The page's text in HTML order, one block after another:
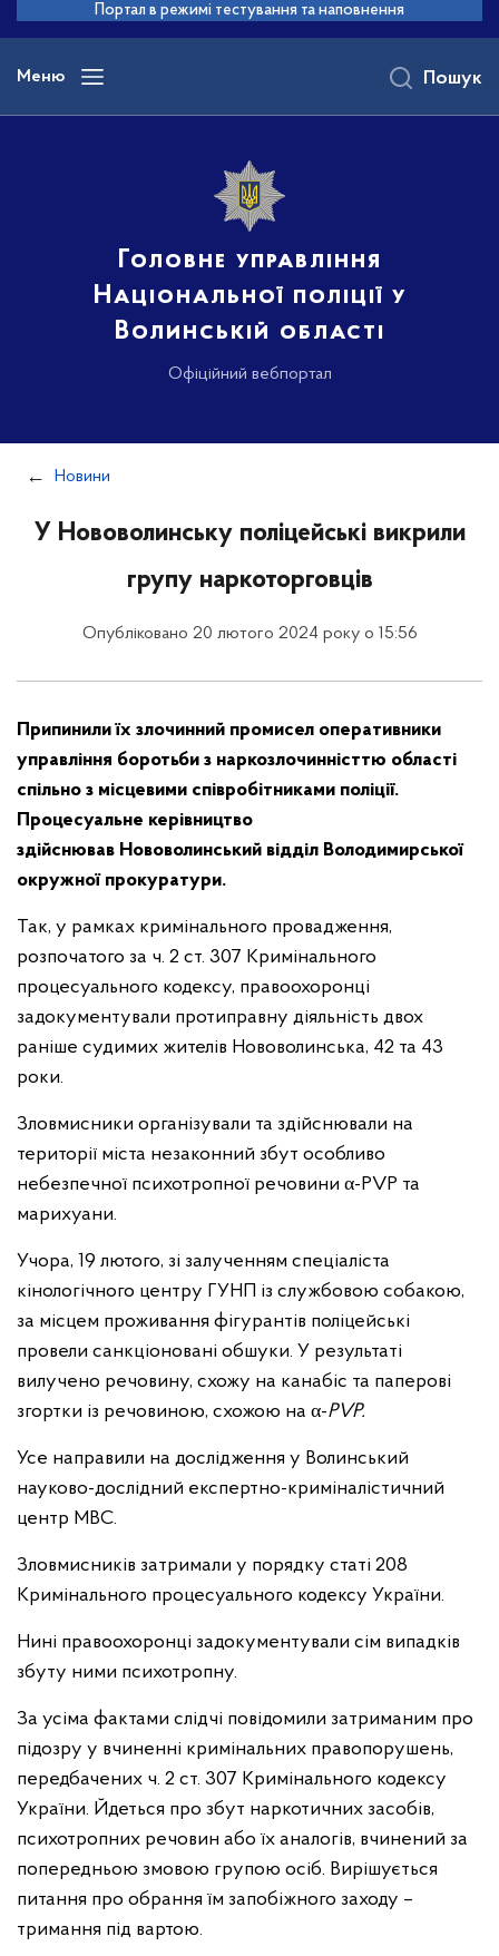
основного
вмісту
Портал в режимі тестування та наповнення
Меню
Головне управління
Національної поліції у
Волинській області
Офіційний вебпортал
Пошук
Новини
У Нововолинську поліцейські викрили
групу наркоторговців
Опубліковано 20 лютого 2024 року о 15:56
Припинили їх злочинний промисел оперативники
управління боротьби з наркозлочинністтю області
спільно з місцевими співробітниками поліції.
Процесуальне керівництво
здійснював Нововолинський відділ Володимирської
окружної прокуратури.
Так, у рамках кримінального провадження,
розпочатого за ч. 2 ст. 307 Кримінального
процесуального кодексу, правоохоронці
задокументували протиправну діяльність двох
раніше судимих жителів Нововолинська, 42 та 43
роки.
Зловмисники організували та здійснювали на
території міста незаконний збут особливо
небезпечної психотропної речовини α-PVP та
марихуани.
Учора, 19 лютого, зі залученням спеціаліста
кінологічного центру ГУНП із службовою собакою,
за місцем проживання фігурантів поліцейські
провели санкціоновані обшуки. У результаті
вилучено речовину, схожу на канабіс та паперові
згортки із речовиною, схожою на α-PVP.
Усе направили на дослідження у Волинський
науково-дослідний експертно-криміналістичний
центр МВС.
Зловмисників затримали у порядку статі 208
Кримінального процесуального кодексу України.
Нині правоохоронці задокументували сім випадків
збуту ними психотропну.
За усіма фактами слідчі повідомили затриманим про
підозру у вчиненні кримінальних правопорушень,
передбачених ч. 2 ст. 307 Кримінального кодексу
України. Йдеться про збут наркотичних засобів,
психотропних речовин або їх аналогів, вчинений за
попередньою змовою групою осіб. Вирішується
питання про обрання їм запобіжного заходу –
тримання під вартою.